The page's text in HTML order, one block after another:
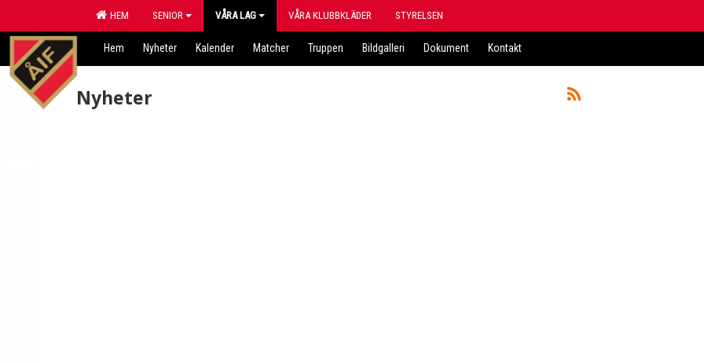
HEM SENIOR VÅRA LAG VÅRA KLUBBKLÄDER STYRELSEN
Hem Nyheter Kalender Matcher Truppen Bildgalleri Dokument Kontakt
Nyheter